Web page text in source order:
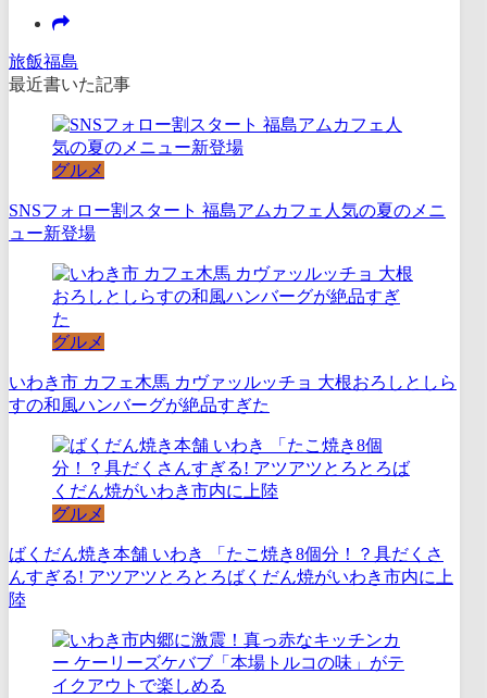
旅飯福島
最近書いた記事
グルメ
SNSフォロー割スタート 福島アムカフェ人気の夏のメニ
ュー新登場
グルメ
いわき市 カフェ木馬 カヴァッルッチョ 大根おろしとしら
すの和風ハンバーグが絶品すぎた
グルメ
ばくだん焼き本舗 いわき 「たこ焼き8個分！？具だくさ
んすぎる! アツアツとろとろばくだん焼がいわき市内に上
陸